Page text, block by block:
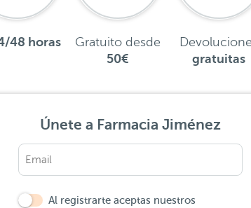
48 horas
Gratuito desde
50€
gratuitas
Únete a Farmacia Jiménez
Al registrarte aceptas nuestros